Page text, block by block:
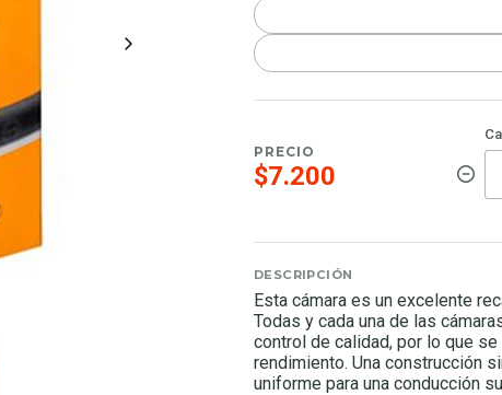
PRECIO
$7.200
DESCRIPCIÓN
Esta cámara es un excelente
Todas y cada una de las
control de calidad, por lo que
rendimiento. Una construcción
uniforme para una conducción